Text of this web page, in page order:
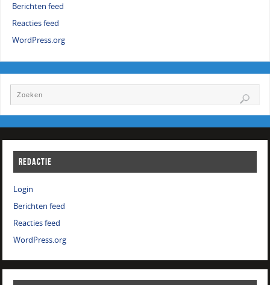
Berichten feed
Reacties feed
WordPress.org
REDACTIE
Login
Berichten feed
Reacties feed
WordPress.org